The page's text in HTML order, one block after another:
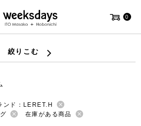
0
絞りこむ
ンド：LERET.H
在庫がある商品